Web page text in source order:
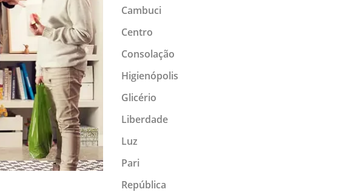
Cambuci
Centro
Consolação
Higienópolis
Glicério
Liberdade
Luz
Pari
República